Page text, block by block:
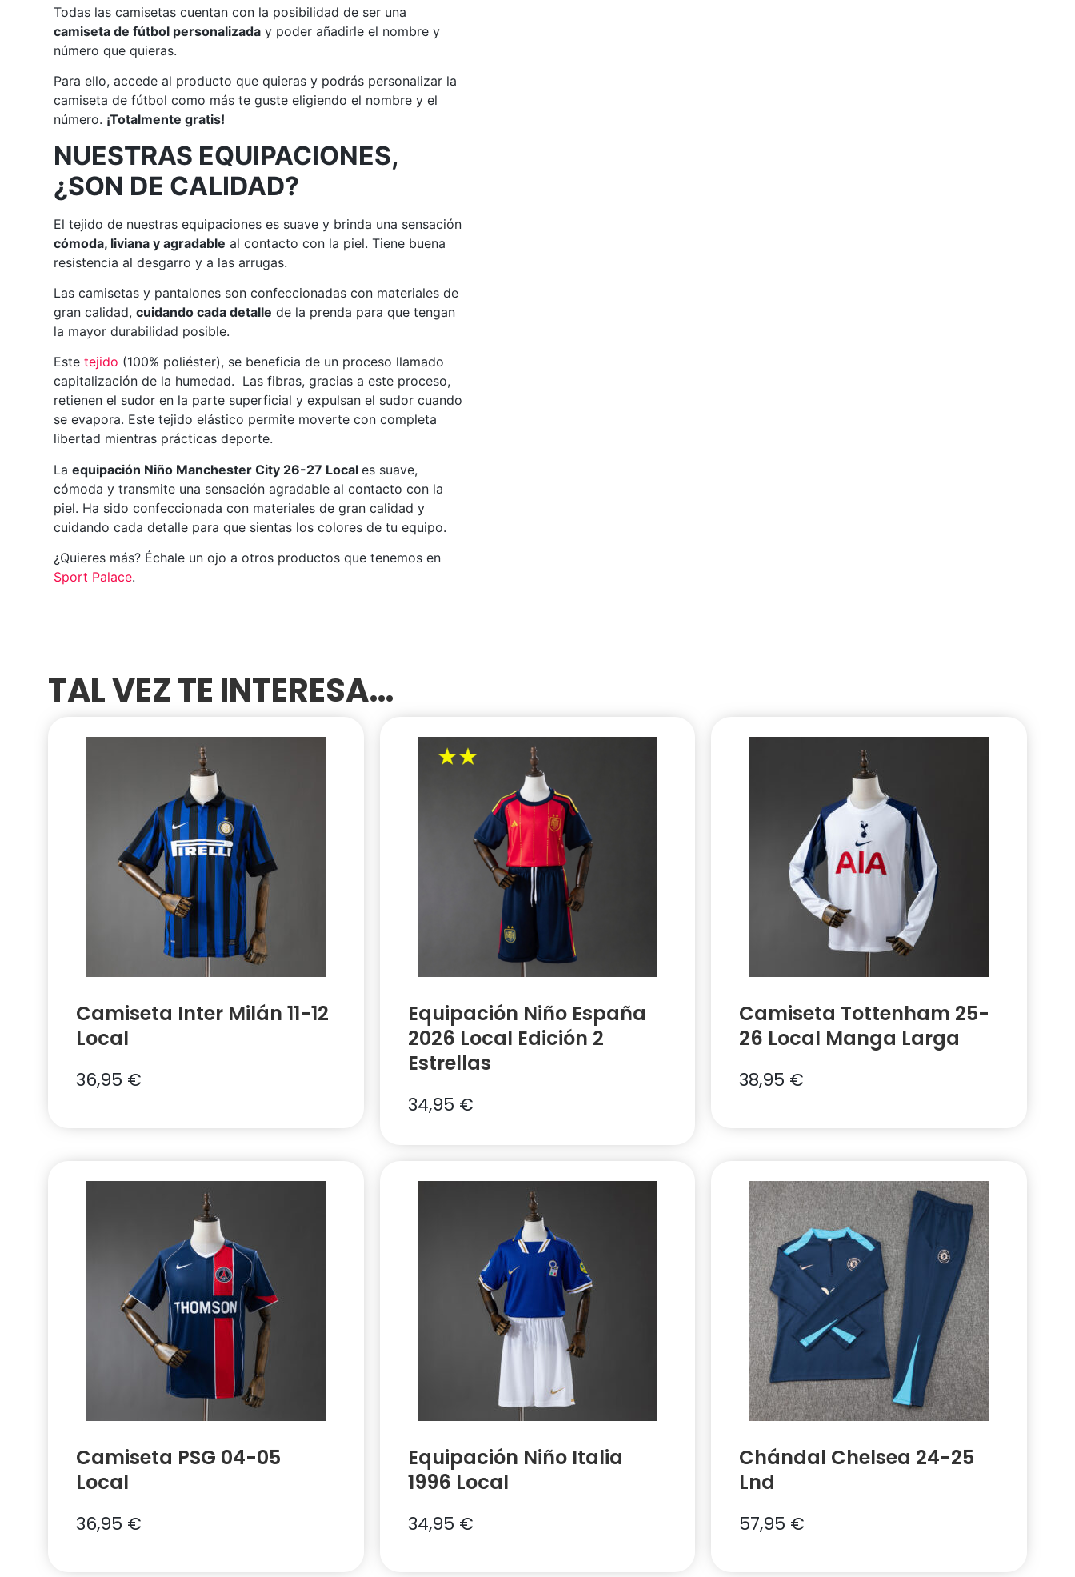
Todas las camisetas cuentan con la posibilidad de ser una
camiseta de fútbol personalizada y poder añadirle el nombre y
número que quieras.
Para ello, accede al producto que quieras y podrás personalizar la
camiseta de fútbol como más te guste eligiendo el nombre y el
número. ¡Totalmente gratis!
NUESTRAS EQUIPACIONES,
¿SON DE CALIDAD?
El tejido de nuestras equipaciones es suave y brinda una sensación
cómoda, liviana y agradable al contacto con la piel. Tiene buena
resistencia al desgarro y a las arrugas.
Las camisetas y pantalones son confeccionadas con materiales de
gran calidad,cuidando cada detalle de la prenda para que tengan
la mayor durabilidad posible.
Estetejido (100% poliéster), se beneficia de un proceso llamado
capitalización de la humedad. Las fibras, gracias a este proceso,
retienen el sudor en la parte superficial y expulsan el sudor cuando
se evapora. Este tejido elástico permite moverte con completa
libertad mientras prácticas deporte.
Laequipación Niño Manchester City 26-27 Local es suave,
cómoda y transmite una sensación agradable al contacto con la
piel. Ha sido confeccionada con materiales de gran calidad y
cuidando cada detalle para que sientas los colores de tu equipo.
¿Quieres más? Échale un ojo a otros productos que tenemos en
Sport Palace.
TAL VEZ TE INTERESA…
Camiseta Inter Milán 11-12
Local
36,95 €
Equipación Niño España
2026 Local Edición 2
Estrellas
34,95 €
Camiseta Tottenham 25-
26 Local Manga Larga
38,95 €
Camiseta PSG 04-05
Local
36,95 €
Equipación Niño Italia
1996 Local
34,95 €
Chándal Chelsea 24-25
Lnd
57,95 €